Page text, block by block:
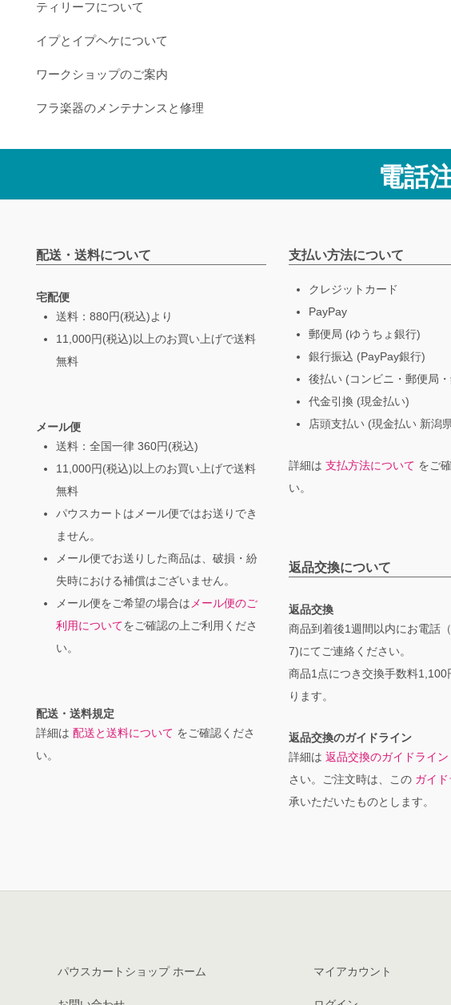
ティリーフについて
イプとイプヘケについて
ワークショップのご案内
フラ楽器のメンテナンスと修理
電話
配送・送料について
宅配便
送料：880円(税込)より
11,000円(税込)以上のお買い上げで送料
無料
メール便
送料：全国一律 360円(税込)
11,000円(税込)以上のお買い上げで送料
無料
パウスカートはメール便ではお送りでき
ません。
メール便でお送りした商品は、破損・紛
失時における補償はございません。
メール便をご希望の場合はメール便のご
利用についてをご確認の上ご利用くださ
い。
配送・送料規定
詳細は 配送と送料について をご確認くださ
い。
支払い方法について
クレジットカード
PayPay
郵便局 (ゆうちょ銀行)
銀行振込 (PayPay銀行)
後払い (コンビニ・郵便局
代金引換 (現金払い)
店頭支払い (現金払い 新潟
詳細は 支払方法について をご
い。
返品交換について
返品交換
商品到着後1週間以内にお電話
7)にてご連絡ください。
商品1点につき交換手数料1,100
ります。
返品交換のガイドライン
詳細は 返品交換のガイドライン
さい。ご注文時は、この ガイ
承いただいたものとします。
パウスカートショップ ホーム マイアカウント